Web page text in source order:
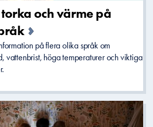
och värme på
på flera olika språk om
vattenbrist, höga temperaturer och viktiga